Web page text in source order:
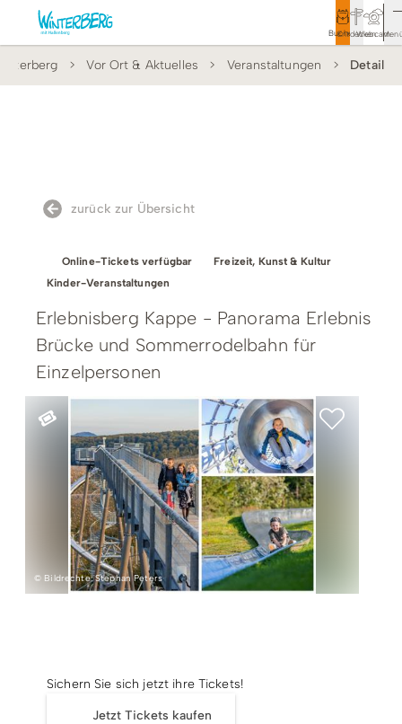
Buchen
Entdecken
Webcam
Tourismus Rathaus
Service & Kontakt
Veranstaltungen
Wandern
Tourenportal
Tourist-Information
Vor Ort & Aktuelles Veranstaltungen Detail
zurück zur Übersicht
Online-Tickets verfügbar
Freizeit, Kunst & Kultur
Kinder-Veranstaltungen
Erlebnisberg Kappe - Panorama Erlebnis
Brücke und Sommerrodelbahn für
Einzelpersonen
© Bildrechte: Stephan Peters
Sichern Sie sich jetzt ihre Tickets!
Jetzt Tickets kaufen